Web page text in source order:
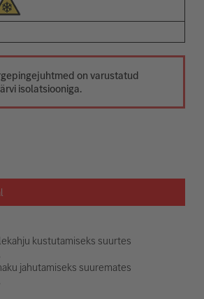
on varustatud
isolatsiooniga.
kustutamiseks suurtes
jahutamiseks suuremates